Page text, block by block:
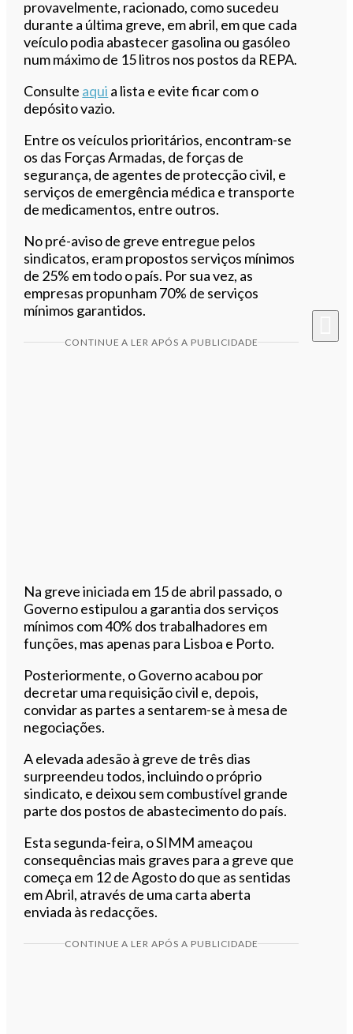
provavelmente, racionado, como sucedeu
durante a última greve, em abril, em que cada
veículo podia abastecer gasolina ou gasóleo
num máximo de 15 litros nos postos da REPA.
Consulte aqui a lista e evite ficar com o
depósito vazio.
Entre os veículos prioritários, encontram-se
os das Forças Armadas, de forças de
segurança, de agentes de protecção civil, e
serviços de emergência médica e transporte
de medicamentos, entre outros.
No pré-aviso de greve entregue pelos
sindicatos, eram propostos serviços mínimos
de 25% em todo o país. Por sua vez, as
empresas propunham 70% de serviços
mínimos garantidos.
CONTINUE A LER APÓS A PUBLICIDADE
Na greve iniciada em 15 de abril passado, o
Governo estipulou a garantia dos serviços
mínimos com 40% dos trabalhadores em
funções, mas apenas para Lisboa e Porto.
Posteriormente, o Governo acabou por
decretar uma requisição civil e, depois,
convidar as partes a sentarem-se à mesa de
negociações.
A elevada adesão à greve de três dias
surpreendeu todos, incluindo o próprio
sindicato, e deixou sem combustível grande
parte dos postos de abastecimento do país.
Esta segunda-feira, o SIMM ameaçou
consequências mais graves para a greve que
começa em 12 de Agosto do que as sentidas
em Abril, através de uma carta aberta
enviada às redacções.
CONTINUE A LER APÓS A PUBLICIDADE